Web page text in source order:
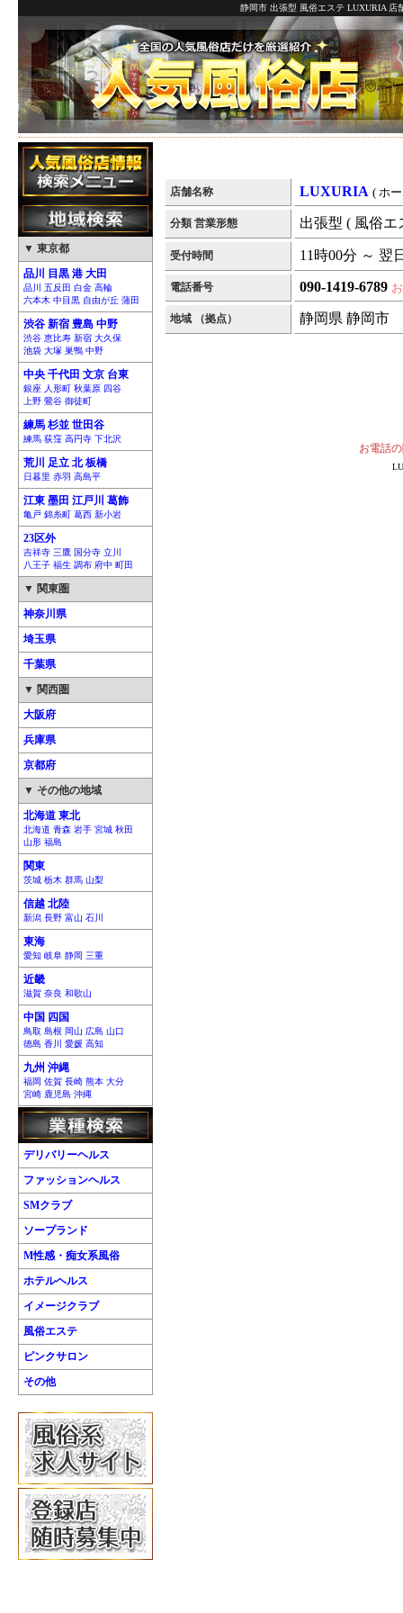
静岡市 出張型 風俗エステ LUXURIA
▼ 東京都
品川 目黒 港 大田
品川 五反田 白金 高輪
六本木 中目黒 自由が丘 蒲田
渋谷 新宿 豊島 中野
渋谷 恵比寿 新宿 大久保
池袋 大塚 巣鴨 中野
中央 千代田 文京 台東
銀座 人形町 秋葉原 四谷
上野 鶯谷 御徒町
練馬 杉並 世田谷
練馬 荻窪 高円寺 下北沢
荒川 足立 北 板橋
日暮里 赤羽 高島平
江東 墨田 江戸川 葛飾
亀戸 錦糸町 葛西 新小岩
23区外
吉祥寺 三鷹 国分寺 立川
八王子 福生 調布 府中 町田
▼ 関東圏
神奈川県
埼玉県
千葉県
▼ 関西圏
大阪府
兵庫県
京都府
▼ その他の地域
北海道 東北
北海道 青森 岩手 宮城 秋田
山形 福島
関東
茨城 栃木 群馬 山梨
信越 北陸
新潟 長野 富山 石川
東海
愛知 岐阜 静岡 三重
近畿
滋賀 奈良 和歌山
中国 四国
鳥取 島根 岡山 広島 山口
徳島 香川 愛媛 高知
九州 沖縄
福岡 佐賀 長崎 熊本 大分
宮崎 鹿児島 沖縄
デリバリーヘルス
ファッションヘルス
SMクラブ
ソープランド
M性感・痴女系風俗
ホテルヘルス
イメージクラブ
風俗エステ
ピンクサロン
その他
店舗名称 LUXURIA ( ホ
分類 営業形態 出張型 ( 風俗エ
受付時間 11時00分 ～ 翌
電話番号 090-1419-6789
地域 （拠点） 静岡県 静岡市
お電話